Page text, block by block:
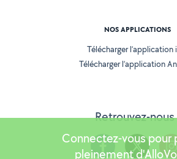
Retrouvez-nous
NOS APPLICATIONS
Télécharger l’application
Télécharger l’application
Connectez-vous pour
pleinement